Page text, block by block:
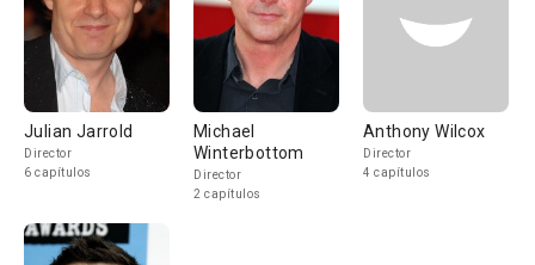
Julian Jarrold
Director
6 capítulos
Michael
Winterbottom
Director
2 capítulos
Anthony Wilcox
Director
4 capítulos